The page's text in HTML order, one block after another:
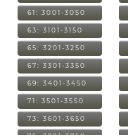
61: 3001-3050
63: 3101-3150
65: 3201-3250
67: 3301-3350
69: 3401-3450
71: 3501-3550
73: 3601-3650